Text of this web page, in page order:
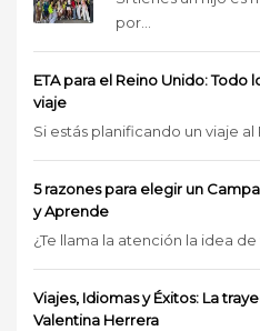
por...
ETA para el Reino Unido:
viaje
Si estás planificando un viaje al
5 razones para elegir un
y Aprende
¿Te llama la atención la idea de
Viajes, Idiomas y Éxitos: La
Valentina Herrera